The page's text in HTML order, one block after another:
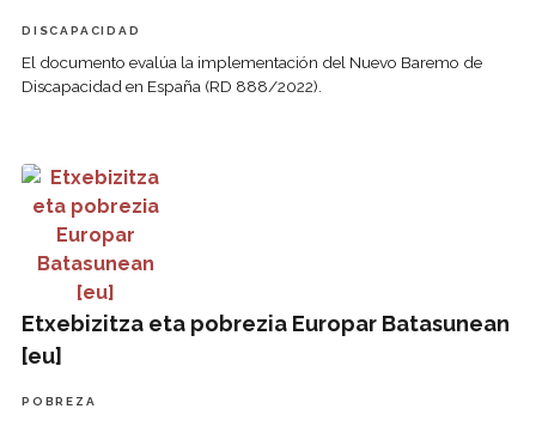
DISCAPACIDAD
El documento evalúa la implementación del Nuevo Baremo de
Discapacidad en España (RD 888/2022).
Etxebizitza eta pobrezia Europar Batasunean
[eu]
POBREZA
Etxebizitza eta pobrezia Europar Batasunean [eu]